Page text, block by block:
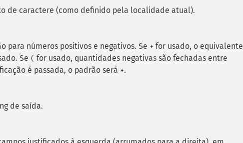
de caractere (como definido pela localidade atual).
para números positivos e negativos. Se + for usado, o equivalente
Se ( for usado, quantidades negativas são fechadas entre
é passada, o padrão será +.
de saída.